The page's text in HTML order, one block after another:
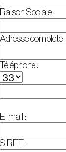
Raison Sociale :
Adresse complète :
Téléphone :
E-mail :
SIRET :